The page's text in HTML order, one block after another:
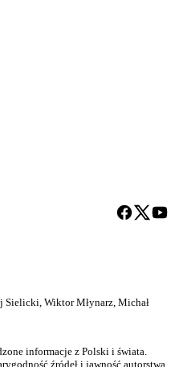
Sielicki, Wiktor Młynarz, Michał
informacje z Polski i świata.
źródeł i jawność autorstwa.